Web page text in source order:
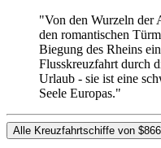
"Von den Wurzeln der
den romantischen
Biegung des Rheins
Flusskreuzfahrt durch
Urlaub - sie ist eine
Seele Europas."
Alle Kreuzfahrtschiffe von